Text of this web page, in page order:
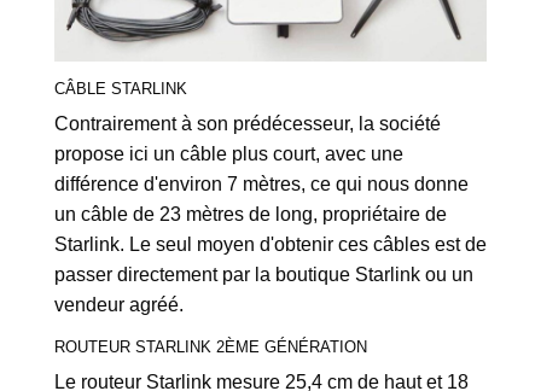
CÂBLE STARLINK
Contrairement à son prédécesseur, la société
propose ici un câble plus court, avec une
différence d'environ 7 mètres, ce qui nous donne
un câble de 23 mètres de long, propriétaire de
Starlink. Le seul moyen d'obtenir ces câbles est de
passer directement par la boutique Starlink ou un
vendeur agréé.
ROUTEUR STARLINK 2ÈME GÉNÉRATION
Le routeur Starlink mesure 25,4 cm de haut et 18